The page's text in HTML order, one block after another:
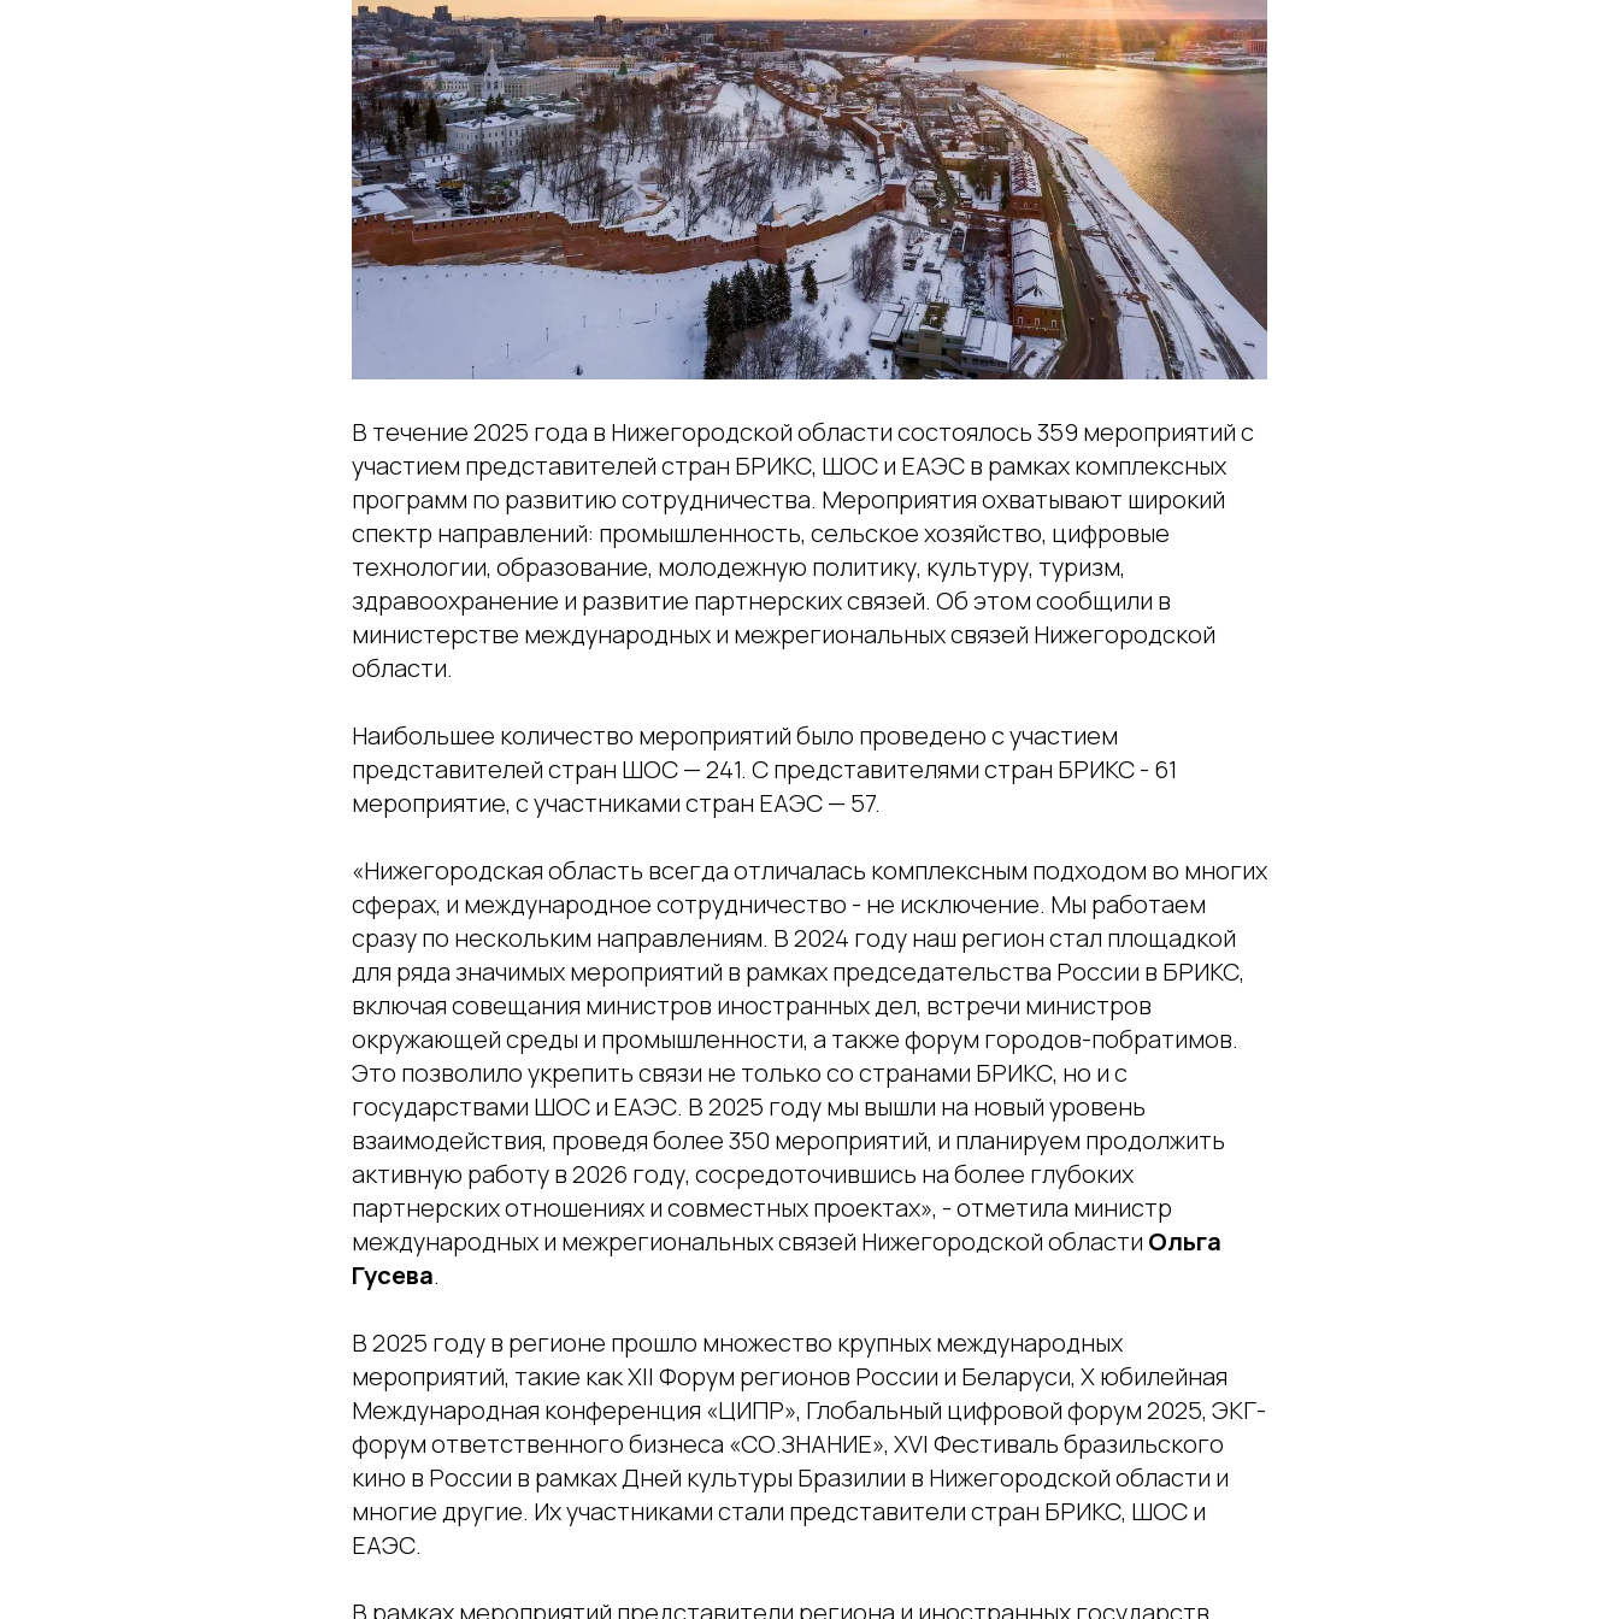
В течение 2025 года в Нижегородской области состоялось 359 мероприятий с
участием представителей стран БРИКС, ШОС и ЕАЭС в рамках комплексных
программ по развитию сотрудничества. Мероприятия охватывают широкий
спектр направлений: промышленность, сельское хозяйство, цифровые
технологии, образование, молодежную политику, культуру, туризм,
здравоохранение и развитие партнерских связей. Об этом сообщили в
министерстве международных и межрегиональных связей Нижегородской
области.
Наибольшее количество мероприятий было проведено с участием
представителей стран ШОС — 241. С представителями стран БРИКС - 61
мероприятие, с участниками стран ЕАЭС — 57.
«Нижегородская область всегда отличалась комплексным подходом во многих
сферах, и международное сотрудничество - не исключение. Мы работаем
сразу по нескольким направлениям. В 2024 году наш регион стал площадкой
для ряда значимых мероприятий в рамках председательства России в БРИКС,
включая совещания министров иностранных дел, встречи министров
окружающей среды и промышленности, а также форум городов-побратимов.
Это позволило укрепить связи не только со странами БРИКС, но и с
государствами ШОС и ЕАЭС. В 2025 году мы вышли на новый уровень
взаимодействия, проведя более 350 мероприятий, и планируем продолжить
активную работу в 2026 году, сосредоточившись на более глубоких
партнерских отношениях и совместных проектах», - отметила министр
международных и межрегиональных связей Нижегородской области Ольга
Гусева.
В 2025 году в регионе прошло множество крупных международных
мероприятий, такие как XII Форум регионов России и Беларуси, X юбилейная
Международная конференция «ЦИПР», Глобальный цифровой форум 2025, ЭКГ-
форум ответственного бизнеса «СО.ЗНАНИЕ», XVI Фестиваль бразильского
кино в России в рамках Дней культуры Бразилии в Нижегородской области и
многие другие. Их участниками стали представители стран БРИКС, ШОС и
ЕАЭС.